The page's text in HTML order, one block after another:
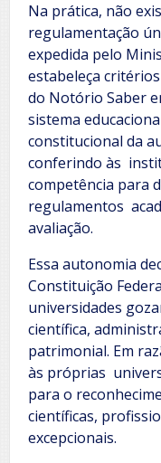
Na prática, não
regulamentação
expedida pelo
estabeleça
do Notório Saber
sistema
constitucional da
conferindo às
competência para
regulamentos
avaliação.
Essa autonomia
Constituição
universidades
científica,
patrimonial. Em
às próprias
para o
científicas,
excepcionais.